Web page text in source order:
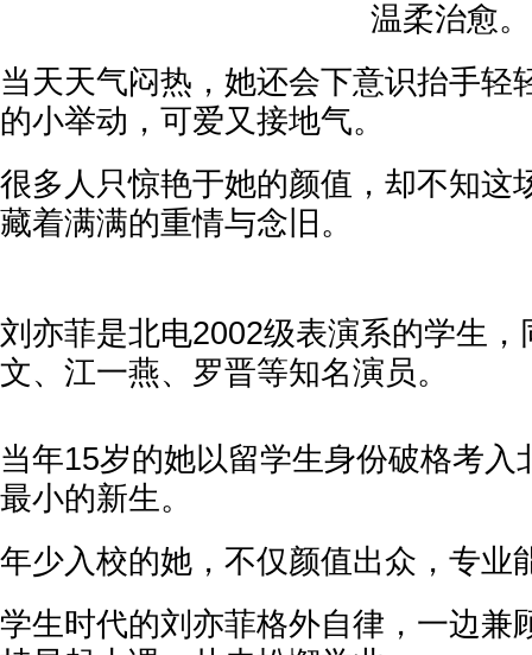
温柔治愈。
当天天气闷热，她还会下意识抬手轻
的小举动，可爱又接地气。
很多人只惊艳于她的颜值，却不知这
藏着满满的重情与念旧。
刘亦菲是北电2002级表演系的学生
文、江一燕、罗晋等知名演员。
当年15岁的她以留学生身份破格考入
最小的新生。
年少入校的她，不仅颜值出众，专业
学生时代的刘亦菲格外自律，一边兼